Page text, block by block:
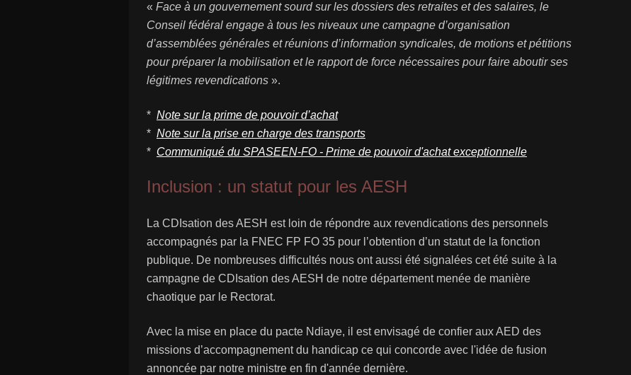
« Face à un gouvernement sourd sur les dossiers des retraites et des salaires, le
Conseil fédéral engage à tous les niveaux une campagne d’organisation
d’assemblées générales et réunions d’information syndicales, de motions et pétitions
pour préparer la mobilisation et le rapport de force nécessaires pour faire aboutir ses
légitimes revendications ».
* Note sur la prime de pouvoir d’achat
* Note sur la prise en charge des transports
* Communiqué du SPASEEN-FO - Prime de pouvoir d'achat exceptionnelle
Inclusion : un statut pour les AESH
La CDIsation des AESH est loin de répondre aux revendications des personnels
accompagnés par la FNEC FP FO 35 pour l’obtention d’un statut de la fonction
publique. De nombreuses difficultés nous ont aussi été signalées cet été suite à la
campagne de CDIsation des AESH de notre département menée de manière
chaotique par le Rectorat.
Avec la mise en place du pacte Ndiaye, il est envisagé de confier aux AED des
missions d’accompagnement du handicap ce qui concorde avec l'idée de fusion
annoncée par notre ministre en fin d'année dernière.